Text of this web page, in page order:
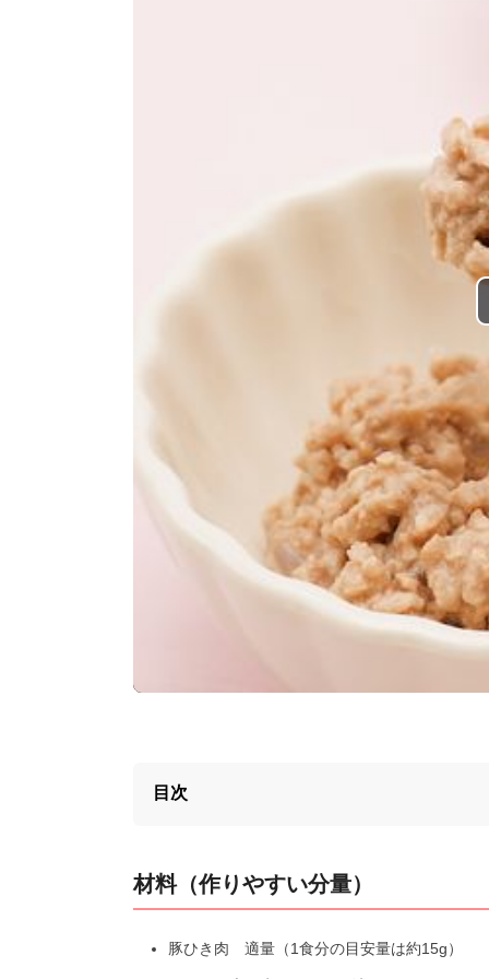
目次
材料（作りやすい分量）
豚ひき肉 適量（1食分の目安量は約15g）